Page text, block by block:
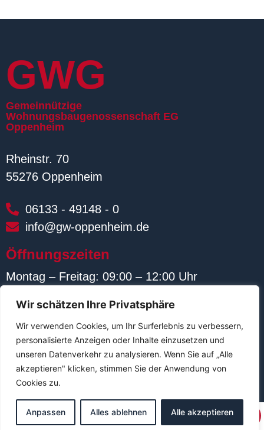
Wir schätzen Ihre Privatsphäre
Wir verwenden Cookies, um Ihr Surferlebnis zu verbessern,
personalisierte Anzeigen oder Inhalte einzusetzen und
unseren Datenverkehr zu analysieren. Wenn Sie auf „Alle
akzeptieren" klicken, stimmen Sie der Anwendung von
Cookies zu.
Anpassen Alles ablehnen Alle akzeptieren
NOTDIENST
GWG
Gemeinnützige
Wohnungsbaugenossenschaft EG
Oppenheim
Rheinstr. 70
55276 Oppenheim
06133 - 49148 - 0
info@gw-oppenheim.de
Öffnungszeiten
Montag – Freitag: 09:00 – 12:00 Uhr
Weiterführende Links
Impressum Datenschutzerklärung Kontakt